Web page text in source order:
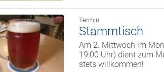
Termin
Stammtisch
Am 2. Mittwoch im
19:00 Uhr) dient zum
stets willkommen!